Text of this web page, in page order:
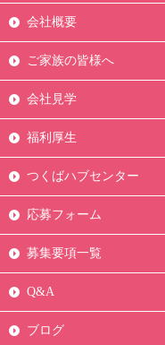
会社概要
ご家族の皆様へ
会社見学
福利厚生
つくばハブセンター
応募フォーム
募集要項一覧
Q&A
ブログ